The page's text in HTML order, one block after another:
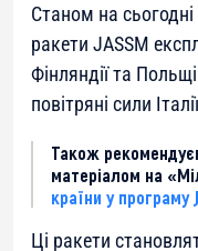
Станом на
ракети JASSM
Фінляндії та
повітряні сили
Також
матеріалом на
країни у програму
Ці ракети